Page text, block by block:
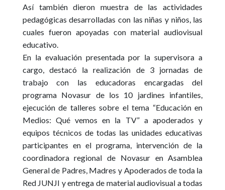
Así también dieron muestra de las actividades
pedagógicas desarrolladas con las niñas y niños, las
cuales fueron apoyadas con material audiovisual
educativo.
En la evaluación presentada por la supervisora a
cargo, destacó la realización de 3 jornadas de
trabajo con las educadoras encargadas del
programa Novasur de los 10 jardines infantiles,
ejecución de talleres sobre el tema “Educación en
Medios: Qué vemos en la TV” a apoderados y
equipos técnicos de todas las unidades educativas
participantes en el programa, intervención de la
coordinadora regional de Novasur en Asamblea
General de Padres, Madres y Apoderados de toda la
Red JUNJI y entrega de material audiovisual a todas